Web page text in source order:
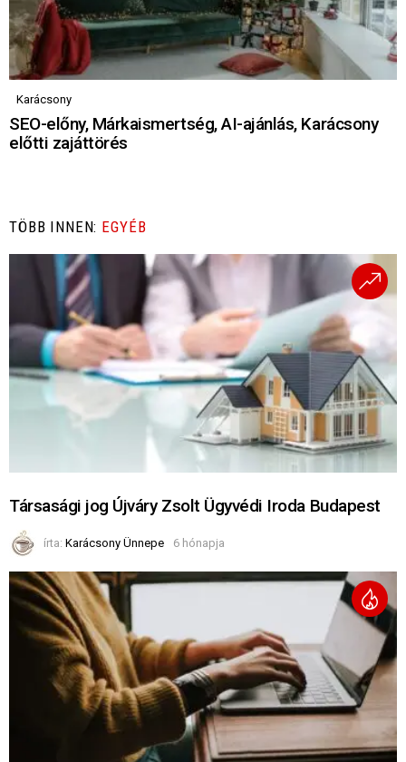
Karácsony
SEO-előny, Márkaismertség, AI-ajánlás, Karácsony
előtti zajáttörés
TÖBB INNEN: EGYÉB
Társasági jog Újváry Zsolt Ügyvédi Iroda Budapest
írta: Karácsony Ünnepe 6 hónapja